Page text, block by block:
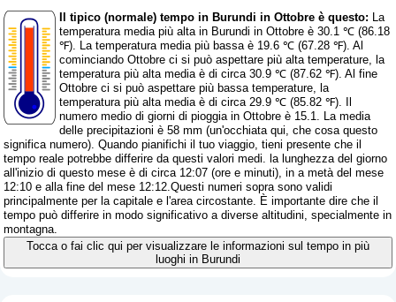
Il tipico (normale) tempo in Burundi in Ottobre è questo: La
temperatura media più alta in Burundi in Ottobre è 30.1 ℃ (86.18
℉). La temperatura media più bassa è 19.6 ℃ (67.28 ℉). Al
cominciando Ottobre ci si può aspettare più alta temperature, la
temperatura più alta media è di circa 30.9 ℃ (87.62 ℉). Al fine
Ottobre ci si può aspettare più bassa temperature, la
temperatura più alta media è di circa 29.9 ℃ (85.82 ℉). Il
numero medio di giorni di pioggia in Ottobre è 15.1. La media
delle precipitazioni è 58 mm (un'occhiata qui, che cosa questo
significa numero). Quando pianifichi il tuo viaggio, tieni presente che il
tempo reale potrebbe differire da questi valori medi. la lunghezza del giorno
all'inizio di questo mese è di circa 12:07 (ore e minuti), in a metà del mese
12:10 e alla fine del mese 12:12.Questi numeri sopra sono validi
principalmente per la capitale e l'area circostante. È importante dire che il
tempo può differire in modo significativo a diverse altitudini, specialmente in
montagna.
Tocca o fai clic qui per visualizzare le informazioni sul tempo in più
luoghi in Burundi